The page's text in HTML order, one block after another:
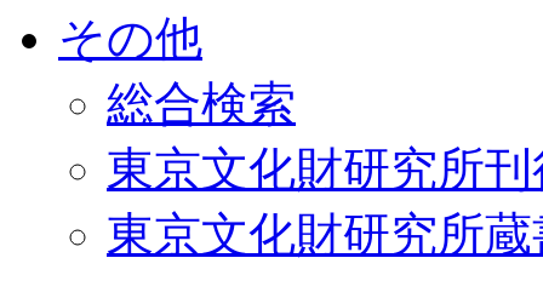
その他
総合検索
東京文化財研究所
東京文化財研究所